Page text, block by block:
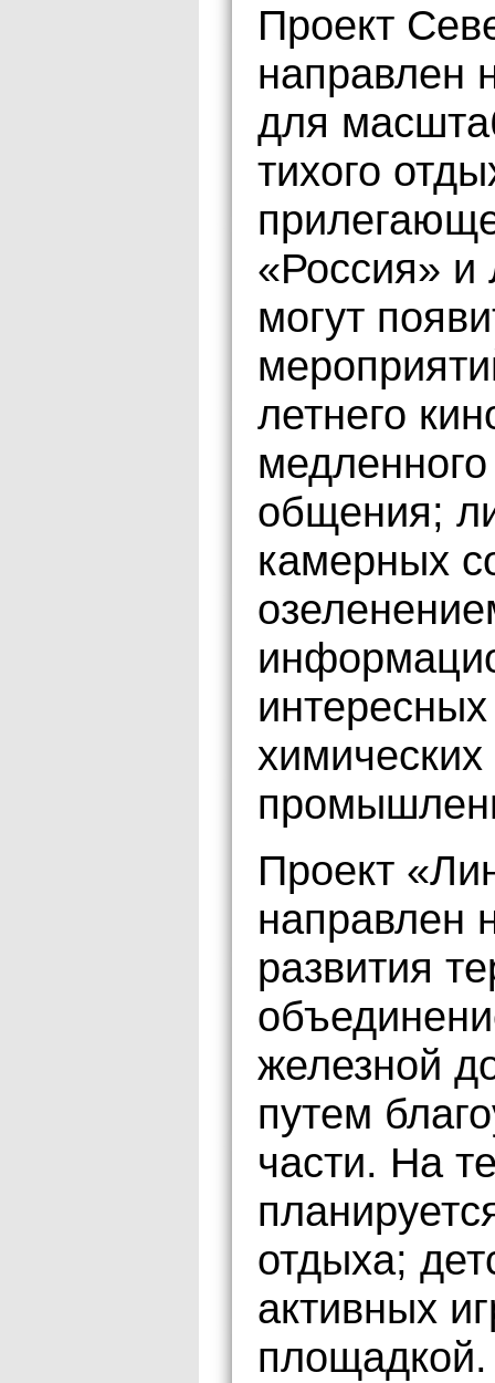
Проект
направлен
для
тихого
«Россия» и
могут
летнего
общения;
камерных
Проект
направлен
развития
железной
путем
части. На
отдыха;
активных